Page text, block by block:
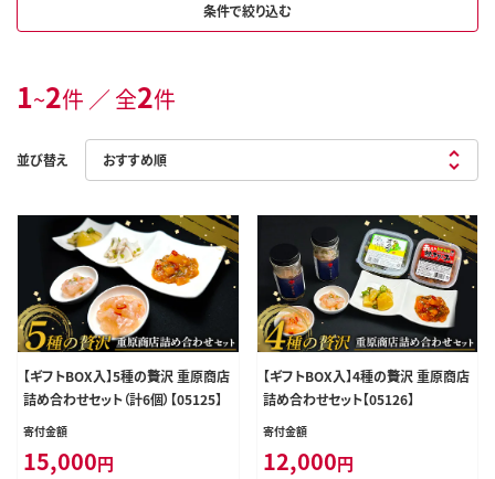
条件で絞り込む
1~2件 ／ 全2件
並び替え
【ギフトBOX入】5種の贅沢 重原商店
詰め合わせセット（計6個）【05125】
寄付金額
15,000円
【ギフトBOX入】4種の贅沢 重原商店
詰め合わせセット【05126】
寄付金額
12,000円